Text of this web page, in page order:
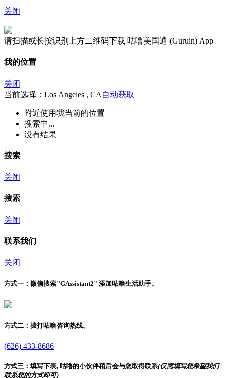
关闭
请扫描或长按识别上方二维码下载 咕噜美国通 (Guruin) App
我的位置
关闭
当前选择：Los Angeles , CA 自动获取
附近使用我当前的位置
搜索中...
没有结果
搜索
关闭
搜索
关闭
联系我们
关闭
方式一： 微信搜索"GAssistant2" 添加咕噜生活助手。
方式二： 拨打咕噜咨询热线。
(626) 433-8686
方式三： 填写下表, 咕噜的小伙伴稍后会与您取得联系(仅需填写您希望我们
联系您的方式即可)